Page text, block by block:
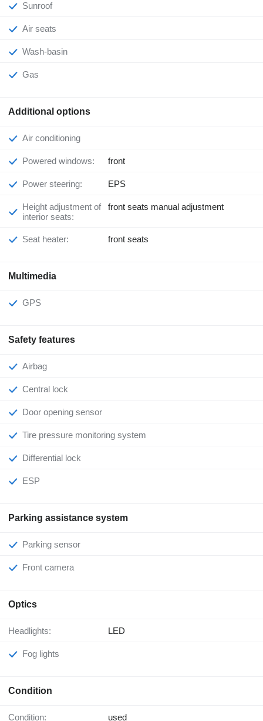
Sunroof
Air seats
Wash-basin
Gas
Additional options
Air conditioning
Powered windows: front
Power steering: EPS
Height adjustment of
interior seats:
front seats manual adjustment
Seat heater: front seats
Multimedia
GPS
Safety features
Airbag
Central lock
Door opening sensor
Tire pressure monitoring system
Differential lock
ESP
Parking assistance system
Parking sensor
Front camera
Optics
Headlights: LED
Fog lights
Condition
Condition: used